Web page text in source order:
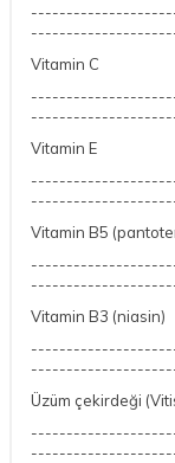
Vitamin C
Vitamin E
40
Vitamin B5
Vitamin B3 (niasin)
Üzüm çekirdeği